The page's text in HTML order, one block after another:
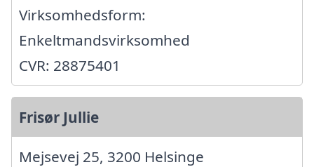
Virksomhedsform:
Enkeltmandsvirksomhed
CVR: 28875401
Frisør Jullie
Mejsevej 25, 3200 Helsinge